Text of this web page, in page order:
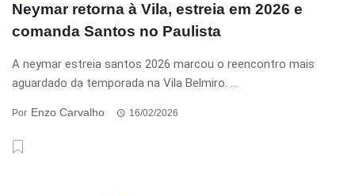
Neymar retorna à Vila, estreia em 2026 e
comanda Santos no Paulista
A neymar estreia santos 2026 marcou o reencontro mais
aguardado da temporada na Vila Belmiro. ...
Por Enzo Carvalho 16/02/2026